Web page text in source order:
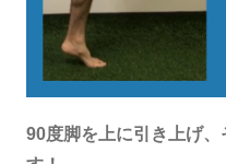
90度脚を上に引き上げ